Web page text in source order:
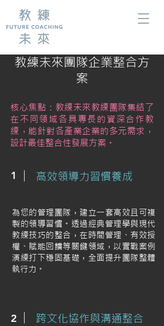
教練未來團隊企業整合方
案
核心焦點：教練未來教練團隊集結了
在不同領域各具專長的資深合作教
練，能針對各產業企業的多元需求，
設計最佳整合性發展方案。
1 高效領導力習慣養成
為您的管理團隊，建立一套高效且可複
製的領導習慣。透過經典管理學與現代
教練技巧的整合，在時間管理、有效授
權、賦能回饋等關鍵領域，以實戰案例
演練打下穩固基礎，全面提升團隊整體
執行力。
2 跨文化協作與溝通整合